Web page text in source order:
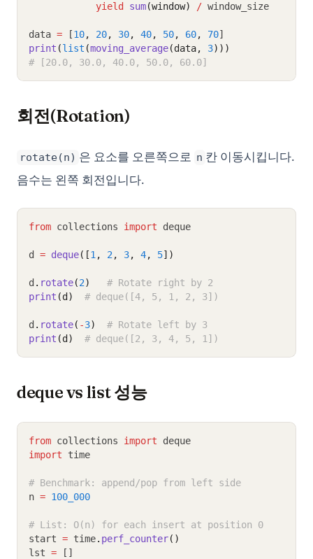
yield
sum(window) / window_size
data = [10, 20, 30, 40, 50, 60, 70]
print (list (moving_average(data, 3)))
# [20.0, 30.0, 40.0, 50.0, 60.0]
회전(Rotation)
rotate(n) 은 요소를 오른쪽으로 n 칸 이동시킵니다.
음수는 왼쪽 회전입니다.
from collections import deque
d = deque([1 , 2 , 3, 4, 5])
d . rotate(2)
# Rotate right by 2
print (d) # deque([4, 5, 1, 2, 3])
d . rotate( -3)
# Rotate left by 3
print (d) # deque([2, 3, 4, 5, 1])
deque vs list 성능
from collections import deque
import time
# Benchmark: append/pop from left side
n = 100_000
# List: O(n) for each insert at position 0
start = time. perf_counter()
lst = []